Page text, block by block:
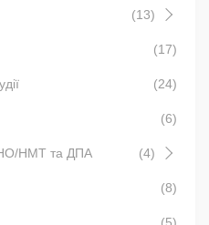
(13)
(17)
(24)
(6)
НМТ та ДПА (4)
(8)
(5)